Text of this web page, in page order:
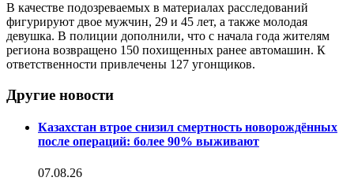
В качестве подозреваемых в материалах расследований
фигурируют двое мужчин, 29 и 45 лет, а также молодая
девушка. В полиции дополнили, что с начала года жителям
региона возвращено 150 похищенных ранее автомашин. К
ответственности привлечены 127 угонщиков.
Другие новости
Казахстан втрое снизил смертность новорождённых
после операций: более 90% выживают
07.08.26